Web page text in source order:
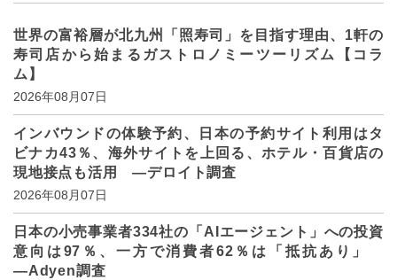
世界の富裕層が北九州「照寿司」を目指す理由、1軒の
寿司店から始まるガストロノミーツーリズム【コラ
ム】
2026年08月07日
インバウンドの体験予約、日本の予約サイト利用はタ
ビナカ43％、海外サイトを上回る、ホテル・百貨店の
現地接点も活用 ―デロイト調査
2026年08月07日
日本の小売事業者334社の「AIエージェント」への投資
意向は97％、一方で消費者62％は「抵抗あり」
―Adyen調査